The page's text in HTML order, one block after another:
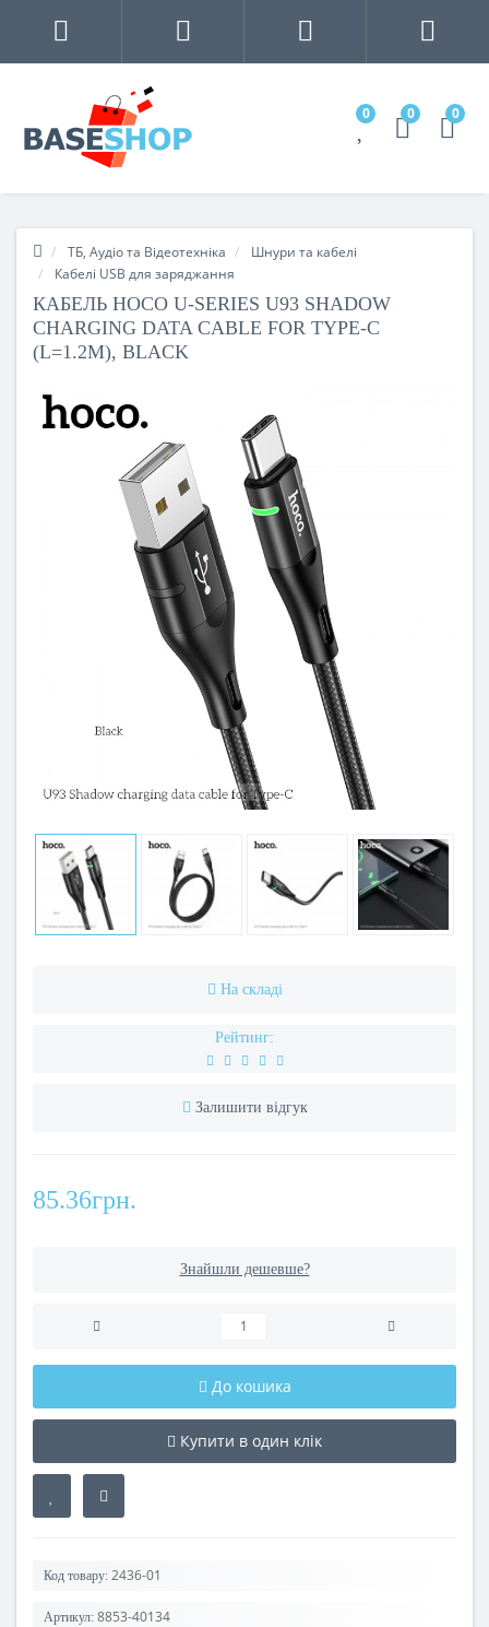
0 0 0
ТБ, Аудіо та Відеотехніка
Шнури та кабелі
Кабелі USB для заряджання
КАБЕЛЬ HOCO U-SERIES U93 SHADOW
CHARGING DATA CABLE FOR TYPE-C
(L=1.2M), BLACK
На складі
Рейтинг:
Залишити відгук
85.36грн.
Знайшли дешевше?
До кошика
Купити в один клік
Код товару: 2436-01
Артикул: 8853-40134